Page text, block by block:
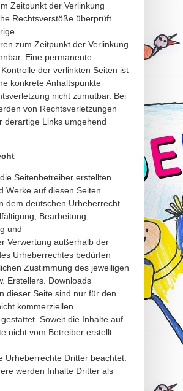
Zeitpunkt der Verlinkung
Rechtsverstöße überprüft.
zum Zeitpunkt der Verlinkung
Eine permanente
der verlinkten Seiten ist
konkrete Anhaltspunkte
nicht zumutbar. Bei
von Rechtsverletzungen
derartige Links umgehend
Seitenbetreiber erstellten
Werke auf diesen Seiten
dem deutschen Urheberrecht.
Bearbeitung,
und
Verwertung außerhalb der
Urheberrechtes bedürfen
Zustimmung des jeweiligen
Erstellers. Downloads
dieser Seite sind nur für den
kommerziellen
Soweit die Inhalte auf
nicht vom Betreiber erstellt
Urheberrechte Dritter beachtet.
werden Inhalte Dritter als